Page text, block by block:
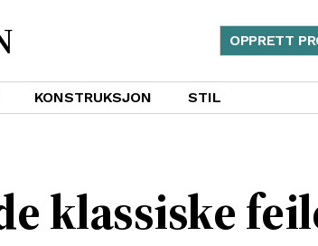
OPPRETT
KONSTRUKSJON STIL
klassiske